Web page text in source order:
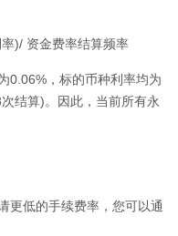
)/ 资金费率结算频率
0.06%，标的币种利率均为
结算)。因此，当前所有永
更低的手续费率，您可以通